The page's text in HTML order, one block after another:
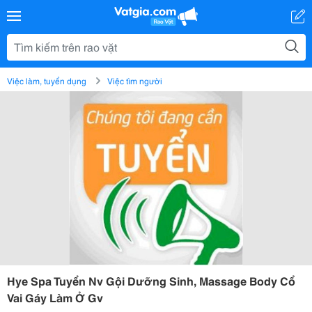
Việc làm, tuyển dụng Việc tìm người
Hye Spa Tuyển Nv Gội Dưỡng Sinh, Massage Body Cổ
Vai Gáy Làm Ở Gv